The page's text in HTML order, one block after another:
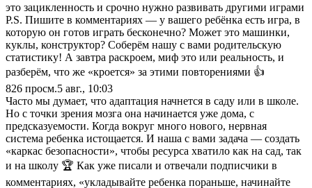
это зацикленность и срочно нужно развивать другими играми
P.S. Пишите в комментариях — у вашего ребёнка есть игра, в
которую он готов играть бесконечно? Может это машинки,
куклы, конструктор? Соберём нашу с вами родительскую
статистику! А завтра раскроем, миф это или реальность, и
разберём, что же «кроется» за этими повторениями 👍
826 просм.5 авг., 10:03
Часто мы думает, что адаптация начнется в саду или в школе.
Но с точки зрения мозга она начинается уже дома, с
предсказуемости. Когда вокруг много нового, нервная
система ребенка истощается. И наша с вами задача — создать
«каркас безопасности», чтобы ресурса хватило как на сад, так
и на школу 🏆 Как уже писали и отвечали подписчики в
комментариях, «укладывайте ребенка пораньше, начинайте